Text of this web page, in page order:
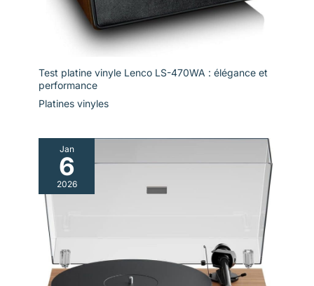
Test platine vinyle Lenco LS-470WA : élégance et
performance
Platines vinyles
Jan
6
2026